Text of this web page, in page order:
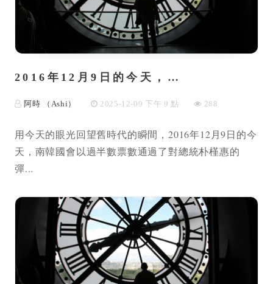
2016年12月9日的今天，…
阿時 （Ashi） 2025-12-09 下午 9 點 288
用今天的眼光回望舊時代的瞬間，2016年12月9日的今
天，南韓國會以過半數票數通過了對總統朴槿惠的
彈...